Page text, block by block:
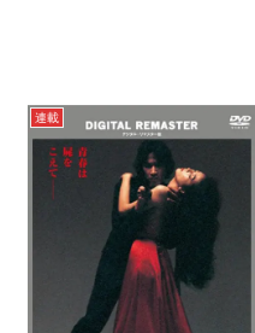
連載